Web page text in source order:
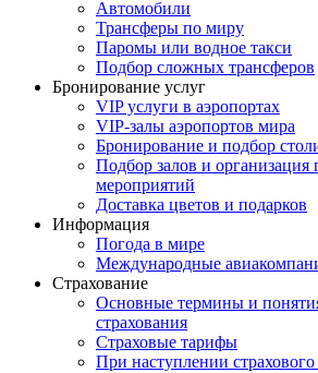
Автомобили
Трансферы по миру
Паромы или водное такси
Подбор сложных трансферов
Бронирование услуг
VIP услуги в аэропортах
VIP-залы аэропортов мира
Бронирование и подбор
Подбор залов и организация
мероприятий
Доставка цветов и подарков
Информация
Погода в мире
Международные
Страхование
Основные термины и
страхования
Страховые тарифы
При наступлении страхового